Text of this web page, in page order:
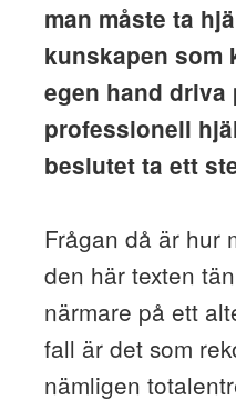
man måste ta
kunskapen som
egen hand
professionell
beslutet ta ett
Frågan då är hur
den här texten
närmare på ett
fall är det som
nämligen